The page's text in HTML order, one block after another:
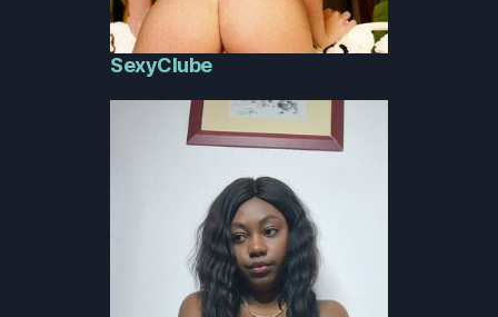
SexyClube